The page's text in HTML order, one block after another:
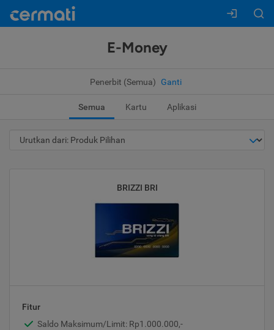
E-Money
Penerbit (Semua) Ganti
Semua Kartu Aplikasi
BRIZZI BRI
Fitur
Saldo Maksimum/Limit: Rp1.000.000,-